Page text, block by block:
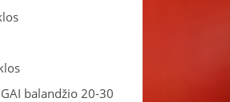
balandžio 20-30